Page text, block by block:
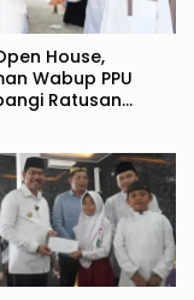
House,
Wabup PPU
Ratusan